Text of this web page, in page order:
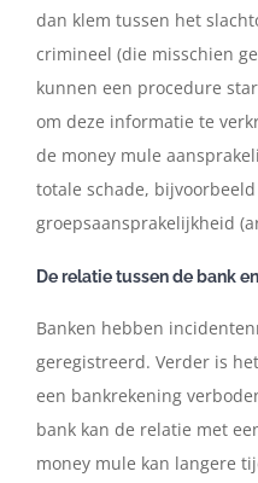
dan klem tussen het
crimineel (die misschien
kunnen een procedure
om deze informatie te
de money mule
totale schade, bijvoorbeeld
groepsaansprakelijkheid
De relatie tussen de bank
Banken hebben
geregistreerd. Verder is
een bankrekening
bank kan de relatie met
money mule kan langere